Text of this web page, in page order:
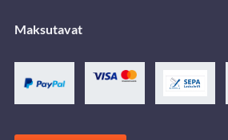
Maksutavat